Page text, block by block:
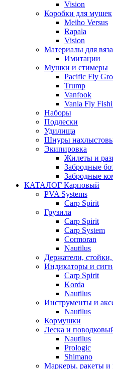
Vision
Коробки для мушек
Meiho Versus
Rapala
Vision
Материалы для
Имитации
Мушки и стимеры
Pacific Fly
Trump
Vanfook
Vania Fly
Наборы
Подлески
Удилища
Шнуры
Экипировка
Жилеты и
Забродные
Забродные
КАТАЛОГ Карповый
PVA Systems
Carp Spirit
Грузила
Carp Spirit
Carp System
Cormoran
Nautilus
Держатели,
Индикаторы и
Carp Spirit
Korda
Nautilus
Инструменты и
Nautilus
Кормушки
Леска и
Nautilus
Prologic
Shimano
Маркеры, ракеты и